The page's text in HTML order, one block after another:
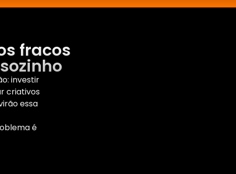
fracos
investir
criativos
essa
é